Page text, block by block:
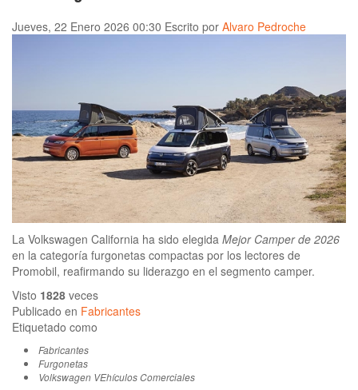
Jueves, 22 Enero 2026 00:30 Escrito por Alvaro Pedroche
La Volkswagen California ha sido elegida Mejor Camper de 2026
en la categoría furgonetas compactas por los lectores de
Promobil, reafirmando su liderazgo en el segmento camper.
Visto 1828 veces
Publicado en Fabricantes
Etiquetado como
Fabricantes
Furgonetas
Volkswagen VEhículos Comerciales